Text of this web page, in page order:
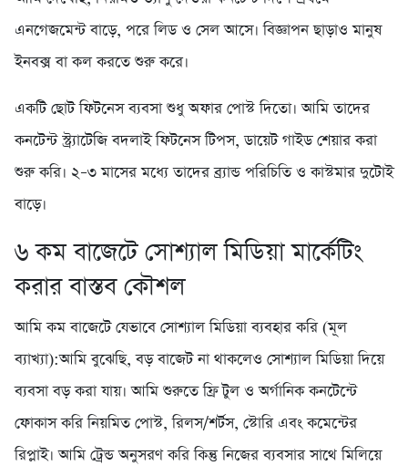
এনগেজমেন্ট বাড়ে, পরে লিড ও সেল আসে। বিজ্ঞাপন ছাড়াও মানুষ
ইনবক্স বা কল করতে শুরু করে।
একটি ছোট ফিটনেস ব্যবসা শুধু অফার পোস্ট দিতো। আমি তাদের
কনটেন্ট স্ট্র্যাটেজি বদলাই ফিটনেস টিপস, ডায়েট গাইড শেয়ার করা
শুরু করি। ২–৩ মাসের মধ্যে তাদের ব্র্যান্ড পরিচিতি ও কাস্টমার দুটোই
বাড়ে।
৬️ কম বাজেটে সোশ্যাল মিডিয়া মার্কেটিং
করার বাস্তব কৌশল
আমি কম বাজেটে যেভাবে সোশ্যাল মিডিয়া ব্যবহার করি (মূল
ব্যাখ্যা):আমি বুঝেছি, বড় বাজেট না থাকলেও সোশ্যাল মিডিয়া দিয়ে
ব্যবসা বড় করা যায়। আমি শুরুতে ফ্রি টুল ও অর্গানিক কনটেন্টে
ফোকাস করি নিয়মিত পোস্ট, রিলস/শর্টস, স্টোরি এবং কমেন্টের
রিপ্লাই। আমি ট্রেন্ড অনুসরণ করি কিন্তু নিজের ব্যবসার সাথে মিলিয়ে